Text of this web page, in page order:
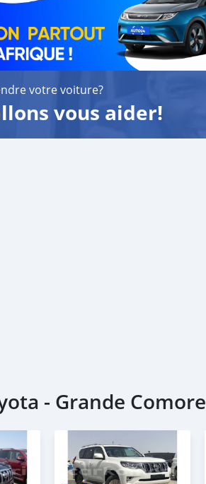
votre voiture?
vous aider!
- Grande Comore